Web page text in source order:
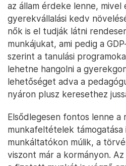
az állam érdeke lenne, mivel
gyerekvállalási kedv
nők is el tudják látni
munkájukat, ami pedig a
szerint a tanulási
lehetne hangolni a
lehetőséget adva a
nyáron plusz keresethez
Elsődlegesen fontos lenne a
munkafeltételek támogatása
munkáltatókon múlik, a
viszont már a kormányon.